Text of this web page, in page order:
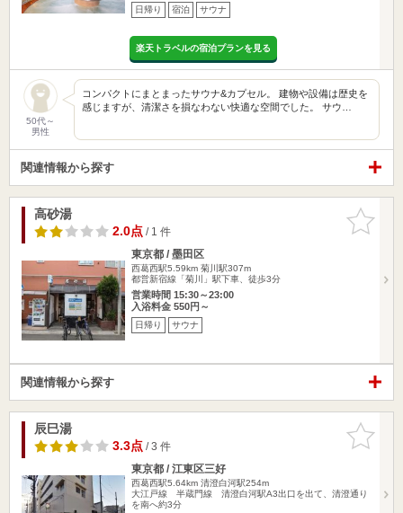
日帰り 宿泊 サウナ
楽天トラベルの宿泊プランを見る
50代～
男性
コンパクトにまとまったサウナ&カプセル。 建物や設備は歴史を
感じますが、清潔さを損なわない快適な空間でした。 サウ…
関連情報から探す
お気に入
りに追加
高砂湯
2.0点/ 1 件
東京都 / 墨田区
西葛西駅5.59km 菊川駅307m
都営新宿線「菊川」駅下車、徒歩3分
営業時間 15:30～23:00
入浴料金 550円～
日帰り サウナ
関連情報から探す
お気に入
りに追加
辰巳湯
3.3点/ 3 件
東京都 / 江東区三好
西葛西駅5.64km 清澄白河駅254m
大江戸線 半蔵門線 清澄白河駅A3出口を出て、清澄通り
を南へ約3分